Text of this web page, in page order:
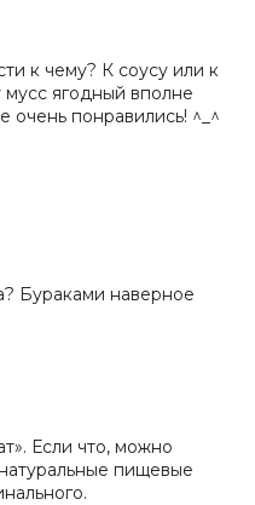
к чему? К соусу или к
ягодный вполне
очень понравились! ^_^
Бураками наверное
Если что, можно
пищевые